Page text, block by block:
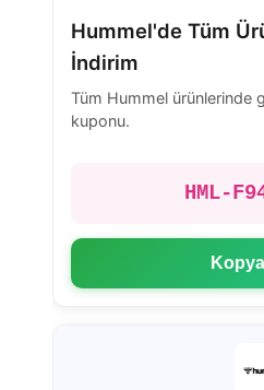
Hummel'de Tüm
İndirim
Tüm Hummel ürünlerinde
kuponu.
HML-